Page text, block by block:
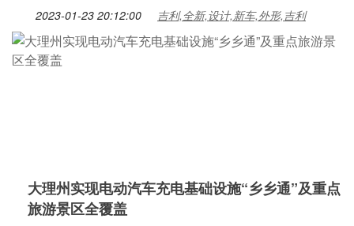
2023-01-23 20:12:00 吉利,全新,设计,新车,外形,吉利
大理州实现电动汽车充电基础设施“乡乡通”及重点
旅游景区全覆盖